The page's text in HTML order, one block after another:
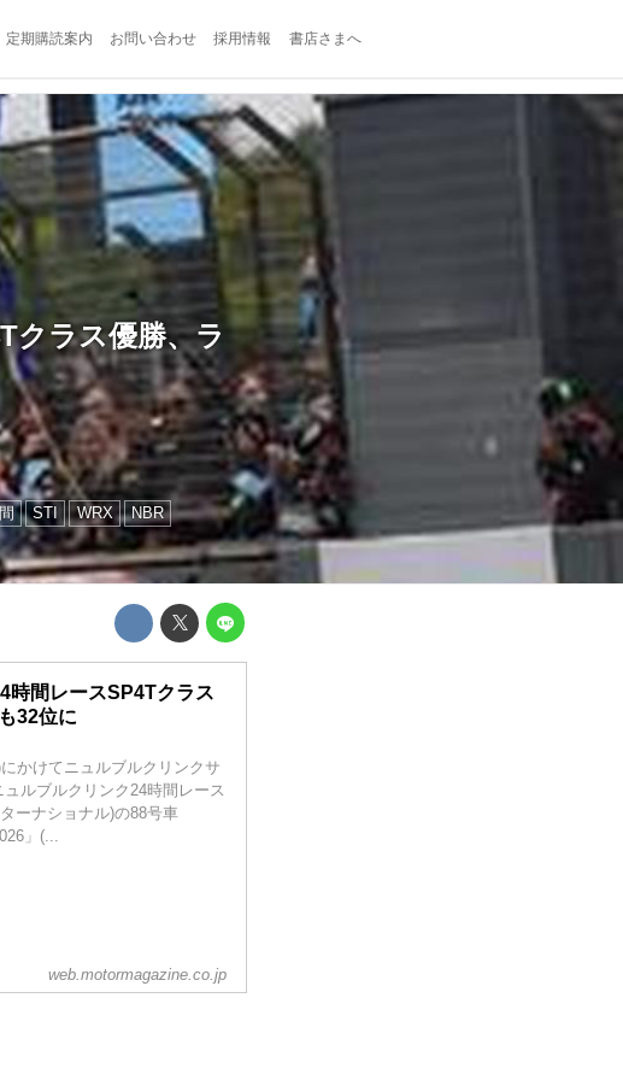
定期購読案内 お問い合わせ 採用情報 書店さまへ
クラス優勝、ラ
STI WRX
NBR
間レースSP4Tクラス
32位に
かけてニュルブルクリンクサ
ルブルクリンク24時間レース
ーナショナル)の88号車
」(...
web.motormagazine.co.jp